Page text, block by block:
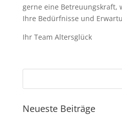
gerne eine Betreuungskraft,
Ihre Bedürfnisse und
Ihr Team Altersglück
Neueste Beiträge